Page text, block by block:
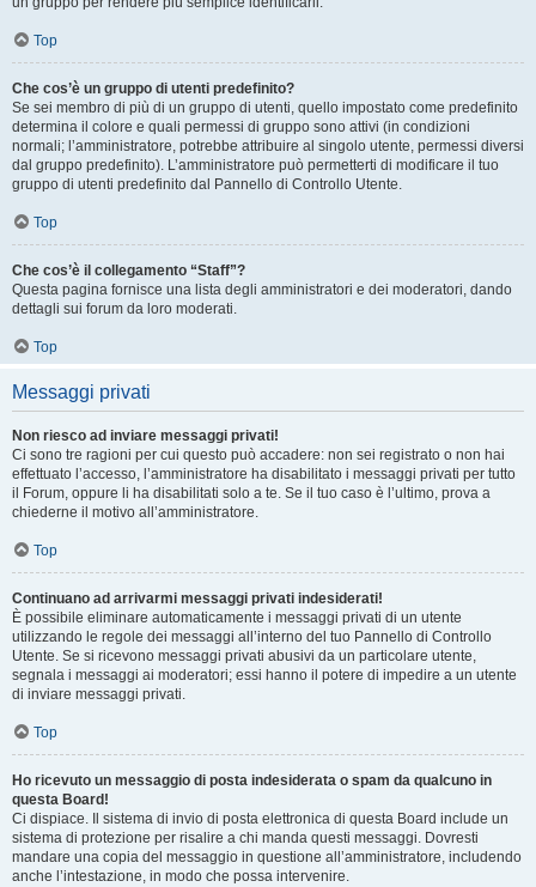
Top
Che cos’è un gruppo di utenti predefinito?
Se sei membro di più di un gruppo di utenti, quello impostato come predefinito
determina il colore e quali permessi di gruppo sono attivi (in condizioni
normali; l’amministratore, potrebbe attribuire al singolo utente, permessi diversi
dal gruppo predefinito). L’amministratore può permetterti di modificare il tuo
gruppo di utenti predefinito dal Pannello di Controllo Utente.
Top
Che cos’è il collegamento “Staff”?
Questa pagina fornisce una lista degli amministratori e dei moderatori, dando
dettagli sui forum da loro moderati.
Top
Messaggi privati
Non riesco ad inviare messaggi privati!
Ci sono tre ragioni per cui questo può accadere: non sei registrato o non hai
effettuato l’accesso, l’amministratore ha disabilitato i messaggi privati per tutto
il Forum, oppure li ha disabilitati solo a te. Se il tuo caso è l’ultimo, prova a
chiederne il motivo all’amministratore.
Top
Continuano ad arrivarmi messaggi privati indesiderati!
È possibile eliminare automaticamente i messaggi privati ​​di un utente
utilizzando le regole dei messaggi all’interno del tuo Pannello di Controllo
Utente. Se si ricevono messaggi privati ​​abusivi da un particolare utente,
segnala i messaggi ai moderatori; essi hanno il potere di impedire a un utente
di inviare messaggi privati​​.
Top
Ho ricevuto un messaggio di posta indesiderata o spam da qualcuno in
questa Board!
Ci dispiace. Il sistema di invio di posta elettronica di questa Board include un
sistema di protezione per risalire a chi manda questi messaggi. Dovresti
mandare una copia del messaggio in questione all’amministratore, includendo
anche l’intestazione, in modo che possa intervenire.